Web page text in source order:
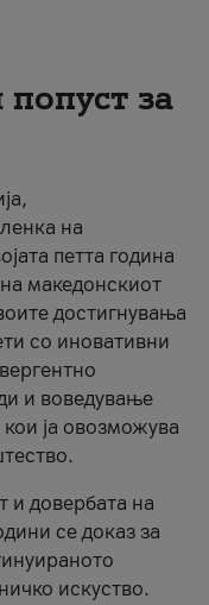
за
на
петта година
македонскиот
достигнувања
со иновативни
и воведување
ја овозможува
и довербата на
се доказ за
искуство.